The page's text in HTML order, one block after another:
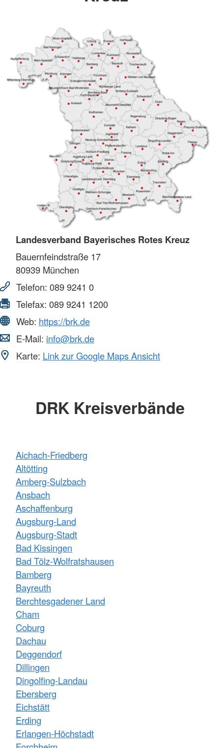
Landesverband Bayerisches Rotes Kreuz
Bauernfeindstraße 17
80939 München
Telefon: 089 9241 0
Telefax: 089 9241 1200
Web: https://brk.de
E-Mail: info@brk.de
Karte: Link zur Google Maps Ansicht
DRK Kreisverbände
Aichach-Friedberg
Altötting
Amberg-Sulzbach
Ansbach
Aschaffenburg
Augsburg-Land
Augsburg-Stadt
Bad Kissingen
Bad Tölz-Wolfratshausen
Bamberg
Bayreuth
Berchtesgadener Land
Cham
Coburg
Dachau
Deggendorf
Dillingen
Dingolfing-Landau
Ebersberg
Eichstätt
Erding
Erlangen-Höchstadt